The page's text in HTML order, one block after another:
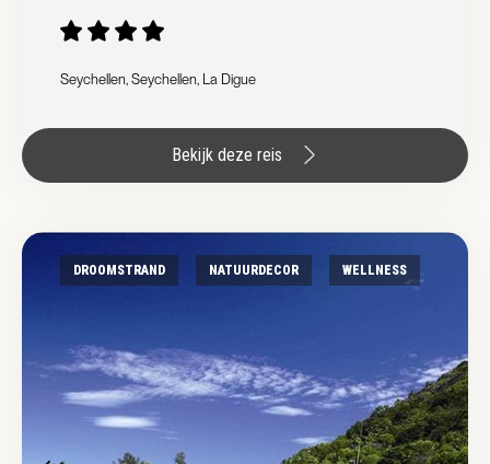
Seychellen, Seychellen, La Digue
Bekijk deze reis
DROOMSTRAND NATUURDECOR WELLNESS